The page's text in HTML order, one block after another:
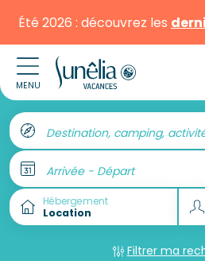
Été 2026 : découvrez les
MENU
Destination, camping,
Arrivée - Départ
Hébergement
Filtrer ma